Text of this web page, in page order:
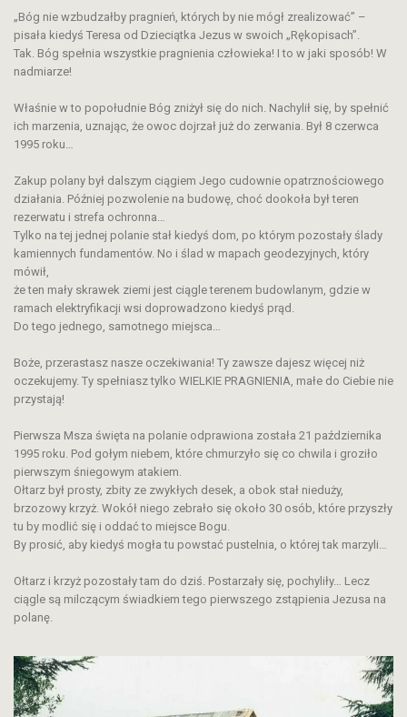
„Bóg nie wzbudzałby pragnień, których by nie mógł zrealizować” –
pisała kiedyś Teresa od Dzieciątka Jezus w swoich „Rękopisach”.
Tak. Bóg spełnia wszystkie pragnienia człowieka! I to w jaki sposób! W
nadmiarze!
Właśnie w to popołudnie Bóg zniżył się do nich. Nachylił się, by spełnić
ich marzenia, uznając, że owoc dojrzał już do zerwania. Był 8 czerwca
1995 roku…
Zakup polany był dalszym ciągiem Jego cudownie opatrznościowego
działania. Później pozwolenie na budowę, choć dookoła był teren
rezerwatu i strefa ochronna…
Tylko na tej jednej polanie stał kiedyś dom, po którym pozostały ślady
kamiennych fundamentów. No i ślad w mapach geodezyjnych, który
mówił,
że ten mały skrawek ziemi jest ciągle terenem budowlanym, gdzie w
ramach elektryfikacji wsi doprowadzono kiedyś prąd.
Do tego jednego, samotnego miejsca…
Boże, przerastasz nasze oczekiwania! Ty zawsze dajesz więcej niż
oczekujemy. Ty spełniasz tylko WIELKIE PRAGNIENIA, małe do Ciebie nie
przystają!
Pierwsza Msza święta na polanie odprawiona została 21 października
1995 roku. Pod gołym niebem, które chmurzyło się co chwila i groziło
pierwszym śniegowym atakiem.
Ołtarz był prosty, zbity ze zwykłych desek, a obok stał nieduży,
brzozowy krzyż. Wokół niego zebrało się około 30 osób, które przyszły
tu by modlić się i oddać to miejsce Bogu.
By prosić, aby kiedyś mogła tu powstać pustelnia, o której tak marzyli…
Ołtarz i krzyż pozostały tam do dziś. Postarzały się, pochyliły… Lecz
ciągle są milczącym świadkiem tego pierwszego zstąpienia Jezusa na
polanę.